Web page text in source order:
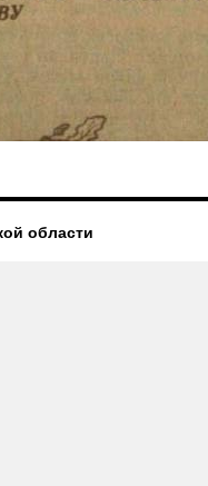
области